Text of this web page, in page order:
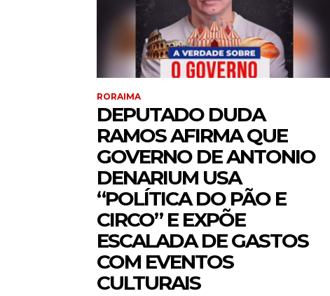
RORAIMA
DEPUTADO DUDA
RAMOS AFIRMA QUE
GOVERNO DE ANTONIO
DENARIUM USA
“POLÍTICA DO PÃO E
CIRCO” E EXPÕE
ESCALADA DE GASTOS
COM EVENTOS
CULTURAIS